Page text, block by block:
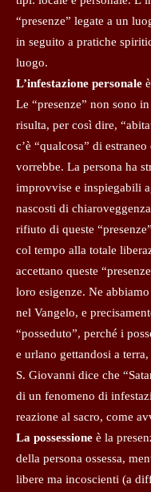
“presenze” legate a un
in seguito a pratiche
luogo.
L’infestazione personale
Le “presenze” non sono
risulta, per così dire,
c’è “qualcosa” di
vorrebbe. La persona ha
improvvise e inspiegabili
nascosti di
rifiuto di queste
col tempo alla totale
accettano queste
loro esigenze. Ne
nel Vangelo, e
“posseduto”, perché i
e urlano gettandosi a
S. Giovanni dice che
di un fenomeno di
reazione al sacro, come
La possessione è la
della persona ossessa,
libere ma incoscienti (a